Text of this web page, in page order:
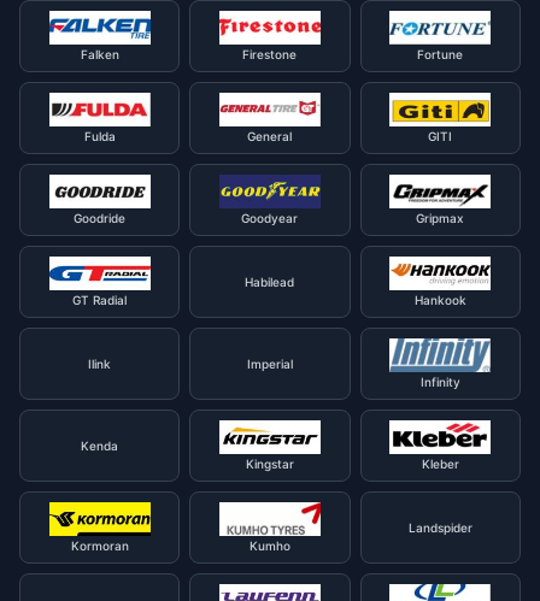
Falken Firestone Fortune
Fulda General GITI
Goodride Goodyear Gripmax
GT Radial
Habilead
Hankook
Ilink
Imperial
Infinity
Kenda
Kingstar
Kleber
Kormoran Kumho
Landspider